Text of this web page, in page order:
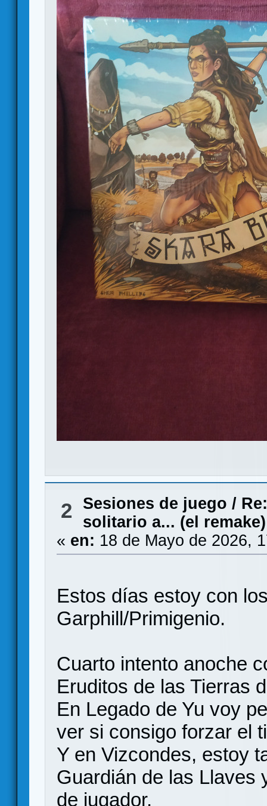
2 Sesiones de juego /
solitario a... (el remake)
« en: 18 de Mayo de 2026,
Estos días estoy con
Garphill/Primigenio.
Cuarto intento anoche
Eruditos de las Tierras
En Legado de Yu voy
ver si consigo forzar el
Y en Vizcondes, estoy
Guardián de las Llaves
de jugador.